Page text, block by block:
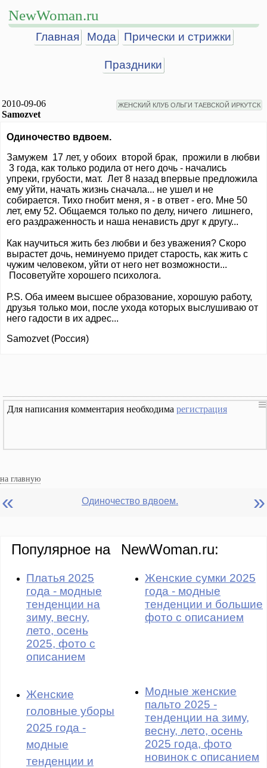
NewWoman.ru
Главная Мода Прически и стрижки
Праздники
2010-09-06
Samozvet
ЖЕНСКИЙ КЛУБ ОЛЬГИ ТАЕВСКОЙ ИРКУТСК
Одиночество вдвоем.
Замужем 17 лет, у обоих второй брак, прожили в любви
3 года, как только родила от него дочь - начались
упреки, грубости, мат. Лет 8 назад впервые предложила
ему уйти, начать жизнь сначала... не ушел и не
собирается. Тихо гнобит меня, я - в ответ - его. Мне 50
лет, ему 52. Общаемся только по делу, ничего лишнего,
его раздраженность и наша ненависть друг к другу...
Как научиться жить без любви и без уважения? Скоро
вырастет дочь, неминуемо придет старость, как жить с
чужим человеком, уйти от него нет возможности...
Посоветуйте хорошего психолога.
Р.S. Оба имеем высшее образование, хорошую работу,
друзья только мои, после ухода которых выслушиваю от
него гадости в их адрес...
Samozvet (Россия)
Для написания комментария необходима регистрация
на главную
« Одиночество вдвоем. »
Популярное на NewWoman.ru:
Платья 2025
года - модные
тенденции на
зиму, весну,
лето, осень
2025, фото с
описанием
Женские сумки 2025
года - модные
тенденции и большие
фото с описанием
Женские
головные уборы
2025 года -
модные
тенденции и
Модные женские
пальто 2025 -
тенденции на зиму,
весну, лето, осень
2025 года, фото
новинок с описанием